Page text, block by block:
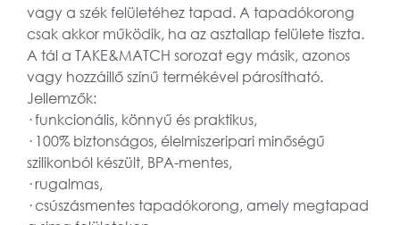
vagy a szék felületéhez tapad. A tapadókorong
csak akkor működik, ha az asztallap felülete tiszta.
A tál a TAKE&MATCH sorozat egy másik, azonos
vagy hozzáillő színű termékével párosítható.
Jellemzők:
· funkcionális, könnyű és praktikus,
· 100% biztonságos, élelmiszeripari minőségű
szilikonból készült, BPA-mentes,
· rugalmas,
· csúszásmentes tapadókorong, amely megtapad